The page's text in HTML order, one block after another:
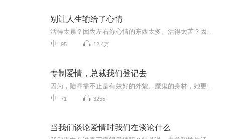
别让人生输给了心情
95 12.4万
专制爱情，总裁我们登记去
71 3255
当我们谈论爱情时我们在谈论什么